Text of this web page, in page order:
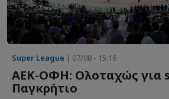
Super League | 07/08 - 15:16
ΑΕΚ-ΟΦΗ: Ολοταχώς για
Παγκρήτιο